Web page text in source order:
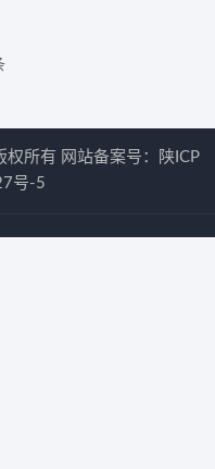
所有 网站备案号：
陕ICP
号-5